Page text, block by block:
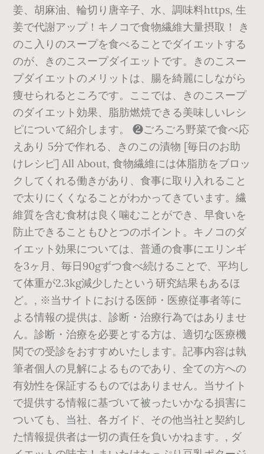
姜、胡麻油、輪切り唐辛子、水、調味料https, 生
姜で代謝アップ！キノコで食物繊維大量摂取！ き
のこ入りのスープを食べることでダイエットする
のが、きのこスープダイエットです。きのこスー
プダイエットのメリットは、腸を綺麗にしながら
痩せられるところです。ここでは、きのこスープ
のダイエット効果、脂肪燃焼できる美味しいレシ
ピについて紹介します。 ❷ごろごろ野菜で食べ応
えあり 5分で作れる、きのこの漬物 [毎日のお助
けレシピ] All About, 食物繊維には体脂肪をブロッ
クしてくれる働きがあり、食事に取り入れること
で太りにくくなることがわかってきています。繊
維質を含む食材は良く噛むことができ、早食いを
防止できることもひとつのポイント。キノコのダ
イエット効果については、普通の食事にエリンギ
を3ヶ月、毎日90gずつ食べ続けることで、平均し
て体重が2.3kg減少したという研究結果もあるほ
ど。, ※当サイトにおける医師・医療従事者等に
よる情報の提供は、診断・治療行為ではありませ
ん。診断・治療を必要とする方は、適切な医療機
関での受診をおすすめいたします。記事内容は執
筆者個人の見解によるものであり、全ての方への
有効性を保証するものではありません。当サイト
で提供する情報に基づいて被ったいかなる損害に
ついても、当社、各ガイド、その他当社と契約し
た情報提供者は一切の責任を負いかねます。, ダ